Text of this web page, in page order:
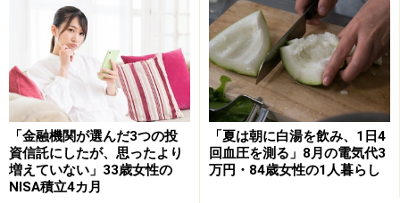
その理由として「自営業なので年金が少なく、80歳まで
働くしかないと思っている。このまま健康で仕事ができ
るかとても不安」と語っています。
ひと月の支出は約「15万円」。年金だけでは「ほとんど
の月で足りない」と回答されています。
「金融機関が選んだ3つの投
資信託にしたが、思ったより
増えていない」33歳女性の
NISA積立4カ月
「夏は朝に白湯を飲み、1日4
回血圧を測る」8月の電気代3
万円・84歳女性の1人暮らし